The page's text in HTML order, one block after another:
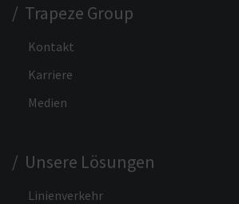
/ Trapeze Group
Kontakt
Karriere
Medien
/ Unsere Lösungen
Linienverkehr